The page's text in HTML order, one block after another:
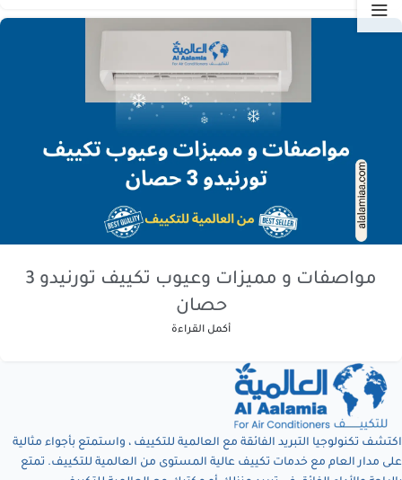
مواصفات و مميزات وعيوب تكييف تورنيدو 3
حصان
أكمل القراءة
اكتشف تكنولوجيا التبريد الفائقة مع العالمية للتكييف ، واستمتع بأجواء مثالية
على مدار العام مع خدمات تكييف عالية المستوى من العالمية للتكييف. تمتع